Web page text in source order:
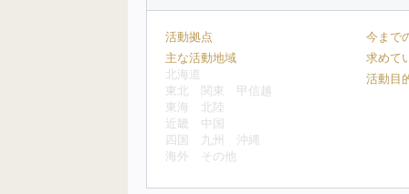
活動拠点
主な活動地域
北海道
東北
関東
甲信越
東海
北陸
近畿
中国
四国
九州
沖縄
海外
その他
今まで
求めて
活動目